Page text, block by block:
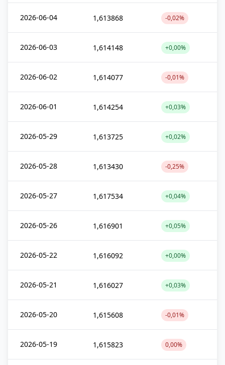
2026-06-04 1,613868 -0,02%
2026-06-03 1,614148 +0,00%
2026-06-02 1,614077 -0,01%
2026-06-01 1,614254 +0,03%
2026-05-29 1,613725 +0,02%
2026-05-28 1,613430 -0,25%
2026-05-27 1,617534 +0,04%
2026-05-26 1,616901 +0,05%
2026-05-22 1,616092 +0,00%
2026-05-21 1,616027 +0,03%
2026-05-20 1,615608 -0,01%
2026-05-19 1,615823 0,00%